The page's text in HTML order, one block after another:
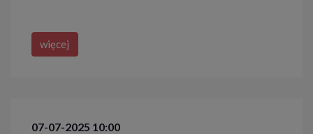
więcej
07-07-2025 10:00